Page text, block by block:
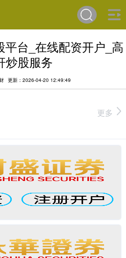
平台_在线配资开户_高
炒股服务
更新：2026-04-20 12:49:49
更多